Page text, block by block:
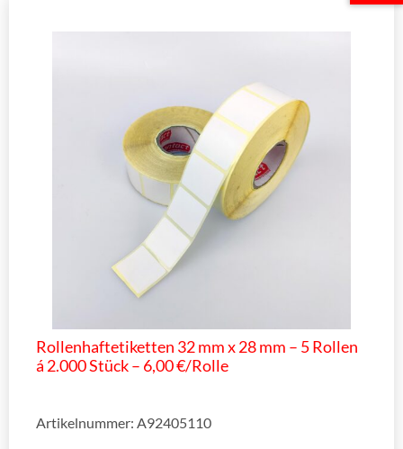
Rollenhaftetiketten 32 mm x 28 mm – 5 Rollen
á 2.000 Stück – 6,00 €/Rolle
Artikelnummer: A92405110